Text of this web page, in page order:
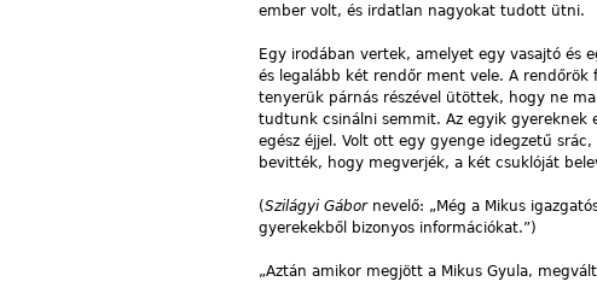
ember volt, és irdatlan nagyokat tudott ütni.
Egy irodában vertek, amelyet egy vasajtó és
és legalább két rendőr ment vele. A rendőrök
tenyerük párnás részével ütöttek, hogy ne
tudtunk csinálni semmit. Az egyik gyereknek
egész éjjel. Volt ott egy gyenge idegzetű
bevitték, hogy megverjék, a két csuklóját
(Szilágyi Gábornevelő: „Még a Mikus
gyerekekből bizonyos információkat.”)
„Aztán amikor megjött a Mikus Gyula,